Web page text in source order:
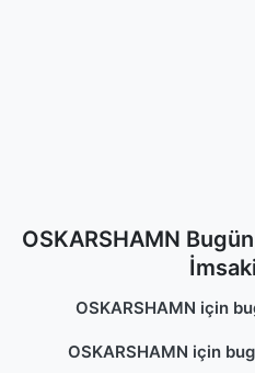
OSKARSHAMN
OSKARSHAMN için
OSKARSHAMN için